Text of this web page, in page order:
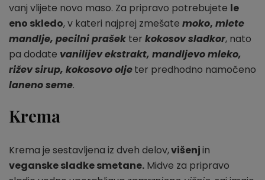
vanj vlijete novo maso. Za pripravo potrebujete le
eno skledo, v kateri najprej zmešate moko, mlete
mandlje, pecilni prašek ter kokosov sladkor, nato
pa dodate vanilijev ekstrakt, mandljevo mleko,
rižev sirup, kokosovo oljeter predhodno namočeno
laneno seme.
Krema
Krema je sestavljena iz dveh delov,višenjin
veganske sladke smetane. Midve za pripravo